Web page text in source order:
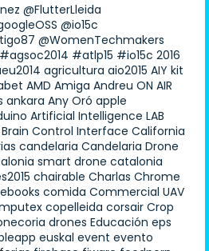
@FlutterLleida
@io15c
@WomenTechmakers
#agsoc2014 #atlp15 #io15c 2016
agricultura aio2015 AIY kit
AMD Amiga Andreu ON AIR
ankara Any Oró apple
Artificial Intelligence LAB
Brain Control Interface California
candelaria Candelaria Drone
smart drone catalonia
chairable Charlas Chrome
comida Commercial UAV
copelleida corsair Crop
drones Educación eps
euskal event evento